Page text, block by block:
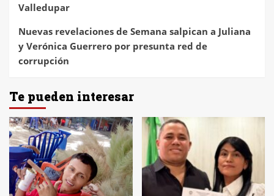
Valledupar
Nuevas revelaciones de Semana salpican a Juliana
y Verónica Guerrero por presunta red de
corrupción
Te pueden interesar